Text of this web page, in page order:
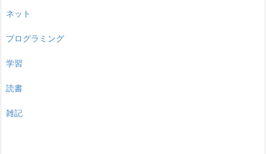
ネット
プログラミング
学習
読書
雑記